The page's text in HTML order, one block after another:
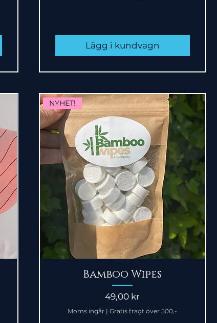
Lägg i kundvagn
Snabbvisning
NYHET!
Bamboo Wipes
Pris
49,00 kr
Moms ingår |Gratis fragt över 500,-